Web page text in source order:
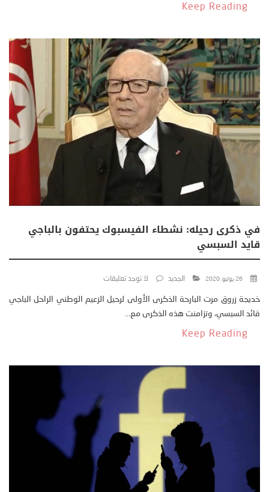
Keep Reading
في ذكرى رحيله: نشطاء الفيسبوك يحتفون بالباجي
قايد السبسي
26 يوليو، 2020 الجديد لا توجد تعليقات
خديجة زروق مرت البارحة الذكرى الأولى لرحيل الزعيم الوطني الراحل الباجي
قائد السبسي، وتزامنت هذه الذكرى مع...
Keep Reading